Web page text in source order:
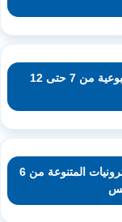
عروض مكة هايبر ماركت الاسبوعية من 7 حتى 12
عروض شرف دي جي على الالكترونيات المتنوعة من 6